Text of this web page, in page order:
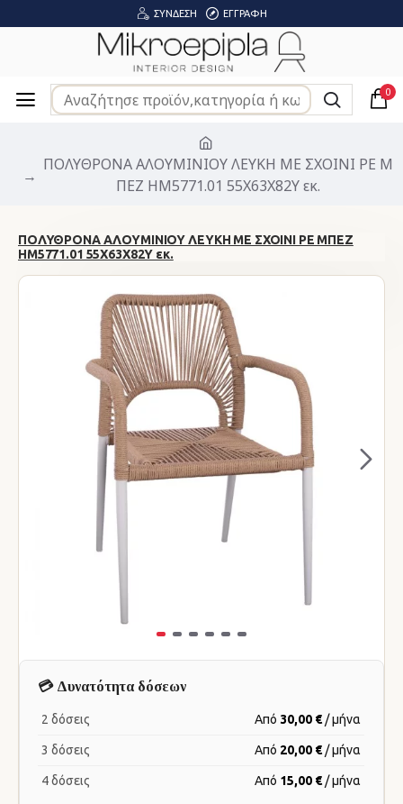
ΣΎΝΔΕΣΗ ΕΓΓΡΑΦΉ
0
ΠΟΛΥΘΡΟΝΑ ΑΛΟΥΜΙΝΙΟΥ ΛΕΥΚΗ ΜΕ ΣΧΟΙΝΙ PE Μ
ΠΕΖ HM5771.01 55Χ63Χ82Υ εκ.
ΠΟΛΥΘΡΟΝΑ ΑΛΟΥΜΙΝΙΟΥ ΛΕΥΚΗ ΜΕ ΣΧΟΙΝΙ PE ΜΠΕΖ
HM5771.01 55Χ63Χ82Υ εκ.
💳 Δυνατότητα δόσεων
2 δόσεις Από 30,00 € / μήνα
3 δόσεις Από 20,00 € / μήνα
4 δόσεις Από 15,00 € / μήνα